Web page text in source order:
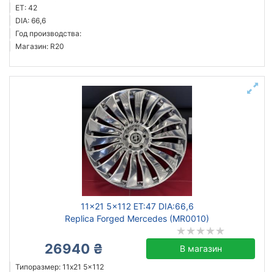
ET: 42
DIA: 66,6
Год производства:
Магазин: R20
11x21 5x112 ET:47 DIA:66,6
Replica Forged Mercedes (MR0010)
26940 ₴ В магазин
Типоразмер: 11x21 5x112